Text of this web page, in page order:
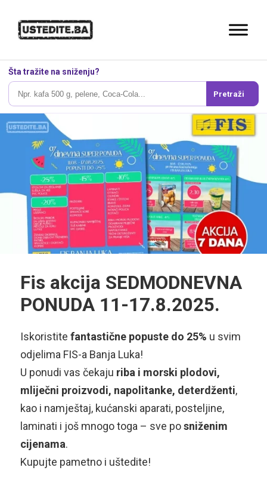
Šta tražite na sniženju?
Pretraži
Fis akcija SEDMODNEVNA
PONUDA 11-17.8.2025.
Iskoristite fantastične popuste do 25% u svim
odjelima FIS-a Banja Luka!
U ponudi vas čekaju riba i morski plodovi,
mliječni proizvodi, napolitanke, deterdženti,
kao i namještaj, kućanski aparati, posteljine,
laminati i još mnogo toga – sve posnižеnim
cijenama.
Kupujte pametno i uštedite!